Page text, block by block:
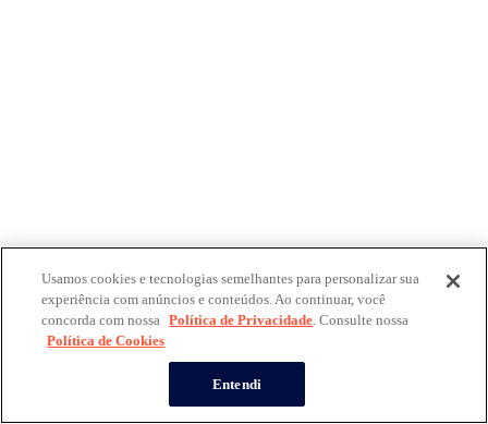
Usamos cookies e tecnologias semelhantes para personalizar sua
experiência com anúncios e conteúdos. Ao continuar, você
concorda com nossa Política de Privacidade. Consulte nossa
Política de Cookies
Entendi